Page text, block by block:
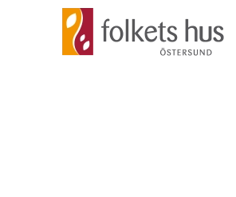
Skip to main content